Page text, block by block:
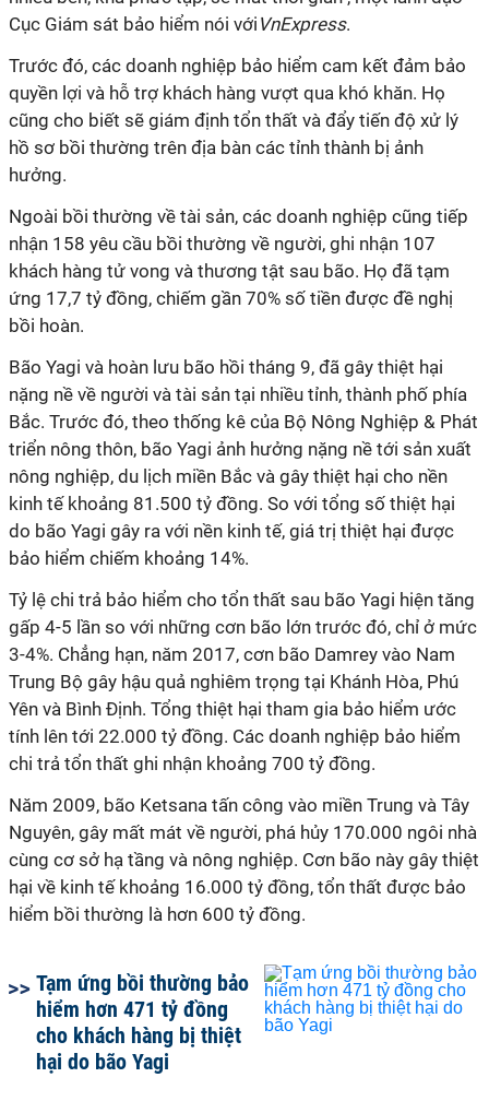
Cục Giám sát bảo hiểm nói với VnExpress.
Trước đó, các doanh nghiệp bảo hiểm cam kết đảm bảo
quyền lợi và hỗ trợ khách hàng vượt qua khó khăn. Họ
cũng cho biết sẽ giám định tổn thất và đẩy tiến độ xử lý
hồ sơ bồi thường trên địa bàn các tỉnh thành bị ảnh
hưởng.
Ngoài bồi thường về tài sản, các doanh nghiệp cũng tiếp
nhận 158 yêu cầu bồi thường về người, ghi nhận 107
khách hàng tử vong và thương tật sau bão. Họ đã tạm
ứng 17,7 tỷ đồng, chiếm gần 70% số tiền được đề nghị
bồi hoàn.
Bão Yagi và hoàn lưu bão hồi tháng 9, đã gây thiệt hại
nặng nề về người và tài sản tại nhiều tỉnh, thành phố phía
Bắc. Trước đó, theo thống kê của Bộ Nông Nghiệp & Phát
triển nông thôn, bão Yagi ảnh hưởng nặng nề tới sản xuất
nông nghiệp, du lịch miền Bắc và gây thiệt hại cho nền
kinh tế khoảng 81.500 tỷ đồng. So với tổng số thiệt hại
do bão Yagi gây ra với nền kinh tế, giá trị thiệt hại được
bảo hiểm chiếm khoảng 14%.
Tỷ lệ chi trả bảo hiểm cho tổn thất sau bão Yagi hiện tăng
gấp 4-5 lần so với những cơn bão lớn trước đó, chỉ ở mức
3-4%. Chẳng hạn, năm 2017, cơn bão Damrey vào Nam
Trung Bộ gây hậu quả nghiêm trọng tại Khánh Hòa, Phú
Yên và Bình Định. Tổng thiệt hại tham gia bảo hiểm ước
tính lên tới 22.000 tỷ đồng. Các doanh nghiệp bảo hiểm
chi trả tổn thất ghi nhận khoảng 700 tỷ đồng.
Năm 2009, bão Ketsana tấn công vào miền Trung và Tây
Nguyên, gây mất mát về người, phá hủy 170.000 ngôi nhà
cùng cơ sở hạ tầng và nông nghiệp. Cơn bão này gây thiệt
hại về kinh tế khoảng 16.000 tỷ đồng, tổn thất được bảo
hiểm bồi thường là hơn 600 tỷ đồng.
Tạm ứng bồi thường bảo
hiểm hơn 471 tỷ đồng
cho khách hàng bị thiệt
hại do bão Yagi